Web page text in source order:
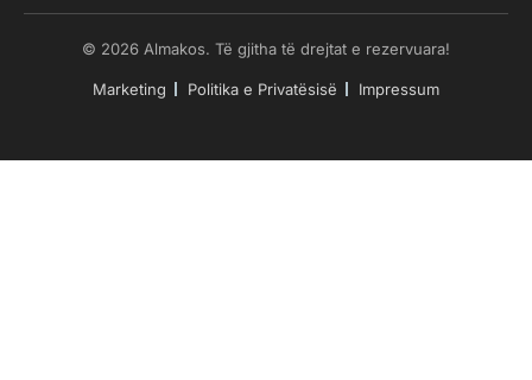
© 2026 Almakos. Të gjitha të drejtat e rezervuara!
Marketing Politika e Privatësisë Impressum